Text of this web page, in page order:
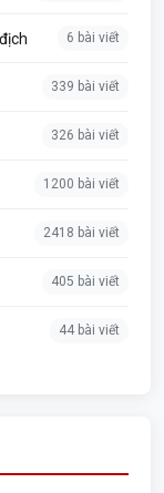
6 bài viết
339 bài viết
326 bài viết
1200 bài viết
2418 bài viết
405 bài viết
44 bài viết